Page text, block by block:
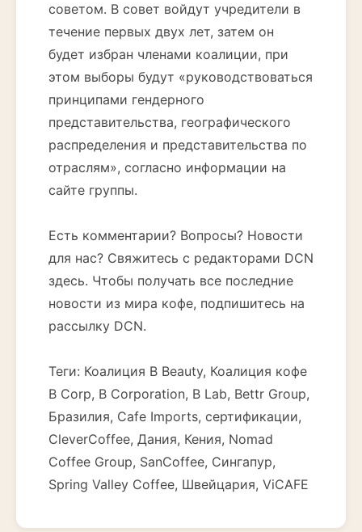
советом. В совет войдут учредители в
течение первых двух лет, затем он
будет избран членами коалиции, при
этом выборы будут «руководствоваться
принципами гендерного
представительства, географического
распределения и представительства по
отраслям», согласно информации на
сайте группы.
Есть комментарии? Вопросы? Новости
для нас? Свяжитесь с редакторами DCN
здесь. Чтобы получать все последние
новости из мира кофе, подпишитесь на
рассылку DCN.
Теги: Коалиция B Beauty, Коалиция кофе
B Corp, B Corporation, B Lab, Bettr Group,
Бразилия, Cafe Imports, сертификации,
CleverCoffee, Дания, Кения, Nomad
Coffee Group, SanCoffee, Сингапур,
Spring Valley Coffee, Швейцария, ViCAFE